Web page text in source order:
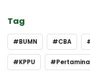
Tag
BUMN CBA
KPPU Pertamina